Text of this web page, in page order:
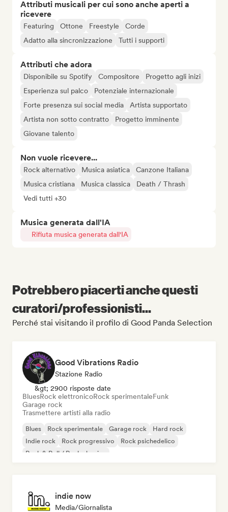
Attributi musicali per cui sono anche aperti a
ricevere
Featuring Ottone Freestyle
Corde
Adatto alla sincronizzazione
Tutti i supporti
Attributi che adora
Disponibile su Spotify Compositore
Progetto agli inizi
Esperienza sul palco
Potenziale internazionale
Forte presenza sui social media
Artista supportato
Artista non sotto contratto
Progetto imminente
Giovane talento
Non vuole ricevere...
Rock alternativo Musica asiatica
Canzone Italiana
Musica cristiana
Musica classica
Death / Thrash
Vedi tutti +30
Musica generata dall'IA
Rifiuta musica generata dall'IA
Potrebbero piacerti anche questi
curatori/professionisti...
Perché stai visitando il profilo di Good Panda Selection
Good Vibrations Radio
Stazione Radio
&gt; 2900 risposte date
BluesRock elettronicoRock sperimentaleFunk
Garage rock
Trasmettere artisti alla radio
Blues Rock sperimentale Garage rock
Hard rock
Indie rock
Rock progressivo
Rock psichedelico
Rock & Roll / Rock classico
indie now
Media/Giornalista